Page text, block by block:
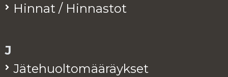
Hin­nat / Hin­nas­tot
J
Jä­te­huol­to­mää­räyk­set